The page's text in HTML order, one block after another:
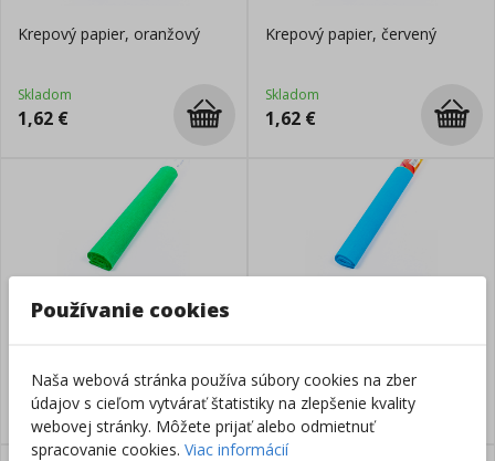
Krepový papier, oranžový
Skladom
1,62 €
Krepový papier, červený
Skladom
1,62 €
Krepový papier, zelený
Skladom
1,62€
Skladom
1,62 €
Používanie cookies
Naša webová stránka používa súbory cookies na zber
údajov s cieľom vytvárať štatistiky na zlepšenie kvality
webovej stránky. Môžete prijať alebo odmietnuť
spracovanie cookies. Viac informácií